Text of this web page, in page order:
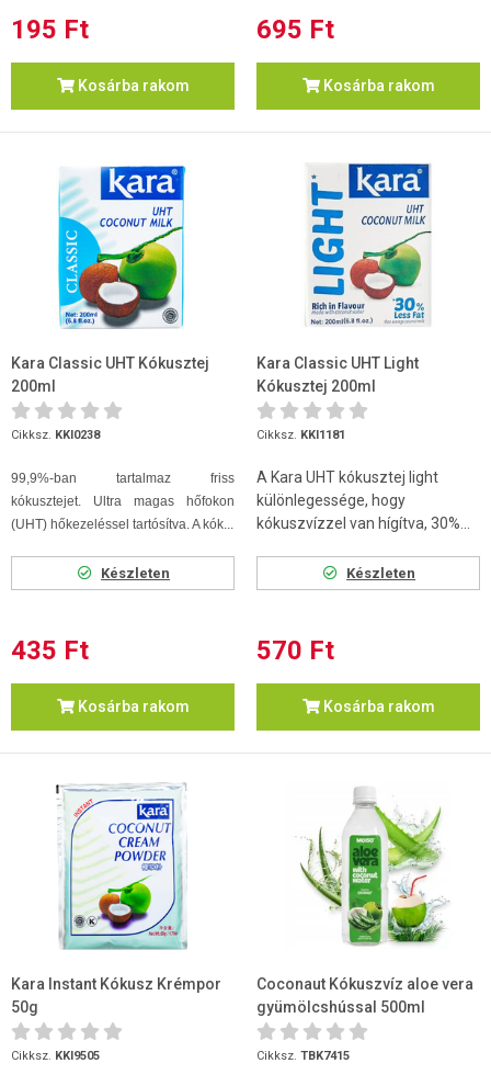
195 Ft
Kosárba rakom
695 Ft
Kosárba rakom
Kara Classic UHT Kókusztej
200ml
Cikksz. KKI0238
99,9%-ban tartalmaz friss
kókusztejet. Ultra magas hőfokon
(UHT) hőkezeléssel tartósítva. A kók...
Készleten
435 Ft
Kosárba rakom
Kara Classic UHT Light
Kókusztej 200ml
Cikksz. KKI1181
A Kara UHT kókusztej light
különlegessége, hogy
kókuszvízzel van hígítva, 30%...
Készleten
570 Ft
Kosárba rakom
Kara Instant Kókusz Krémpor
50g
Cikksz. KKI9505
Coconaut Kókuszvíz aloe vera
gyümölcshússal 500ml
Cikksz. TBK7415